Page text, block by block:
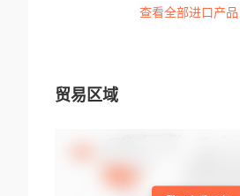
查看全部进口产品
贸易区域